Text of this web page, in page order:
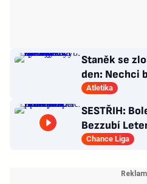
Staněk se
den: Nechci
nám styčný
Atletika
SESTŘIH:
Bezzubí
domácí
Chance Liga